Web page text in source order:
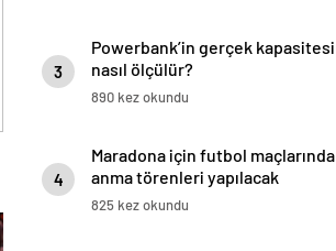
3
Powerbank’in gerçek kapasitesi
nasıl ölçülür?
890 kez okundu
4
Maradona için futbol maçlarında
anma törenleri yapılacak
825 kez okundu